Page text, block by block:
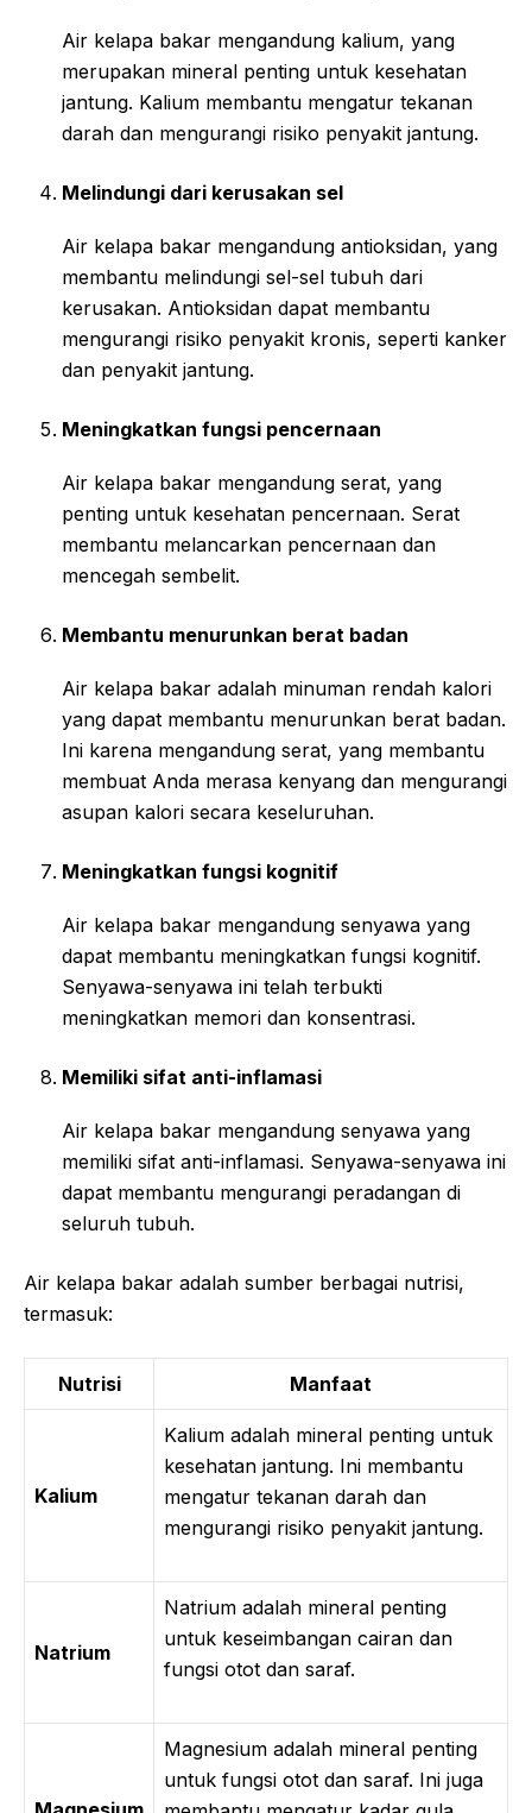
Air kelapa bakar mengandung kalium, yang
merupakan mineral penting untuk kesehatan
jantung. Kalium membantu mengatur tekanan
darah dan mengurangi risiko penyakit jantung.
Melindungi dari kerusakan sel
Air kelapa bakar mengandung antioksidan, yang
membantu melindungi sel-sel tubuh dari
kerusakan. Antioksidan dapat membantu
mengurangi risiko penyakit kronis, seperti kanker
dan penyakit jantung.
Meningkatkan fungsi pencernaan
Air kelapa bakar mengandung serat, yang
penting untuk kesehatan pencernaan. Serat
membantu melancarkan pencernaan dan
mencegah sembelit.
Membantu menurunkan berat badan
Air kelapa bakar adalah minuman rendah kalori
yang dapat membantu menurunkan berat badan.
Ini karena mengandung serat, yang membantu
membuat Anda merasa kenyang dan mengurangi
asupan kalori secara keseluruhan.
Meningkatkan fungsi kognitif
Air kelapa bakar mengandung senyawa yang
dapat membantu meningkatkan fungsi kognitif.
Senyawa-senyawa ini telah terbukti
meningkatkan memori dan konsentrasi.
Memiliki sifat anti-inflamasi
Air kelapa bakar mengandung senyawa yang
memiliki sifat anti-inflamasi. Senyawa-senyawa ini
dapat membantu mengurangi peradangan di
seluruh tubuh.
Air kelapa bakar adalah sumber berbagai nutrisi,
termasuk:
Nutrisi Manfaat
Kalium
Kalium adalah mineral penting untuk
kesehatan jantung. Ini membantu
mengatur tekanan darah dan
mengurangi risiko penyakit jantung.
Natrium
Natrium adalah mineral penting
untuk keseimbangan cairan dan
fungsi otot dan saraf.
Magnesium adalah mineral penting
untuk fungsi otot dan saraf. Ini juga